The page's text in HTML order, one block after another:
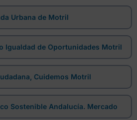
Urbana de Motril
Igualdad de Oportunidades Motril
Cuidemos Motril
Sostenible Andalucía. Mercado